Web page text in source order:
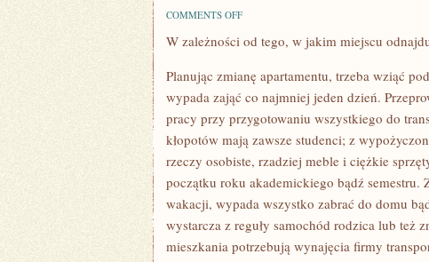
COMMENTS OFFON
POCHOWANIE
RZECZY
ZEZWALA
SZYBSZE
WYPAKOWANIE
W zależności od tego, w jakim miejscu
Planując zmianę apartamentu, trzeba wziąć
wypada zająć co najmniej jeden dzień.
pracy przy przygotowaniu wszystkiego do
kłopotów mają zawsze studenci; z
rzeczy osobiste, rzadziej meble i ciężkie
początku roku akademickiego bądź semestru.
wakacji, wypada wszystko zabrać do domu
wystarcza z reguły samochód rodzica lub też
mieszkania potrzebują wynajęcia firmy